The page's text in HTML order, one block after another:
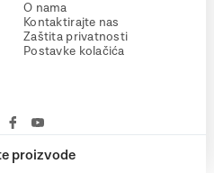
proizvode
O nama
Kontaktirajte nas
Zaštita privatnosti
Postavke kolačića